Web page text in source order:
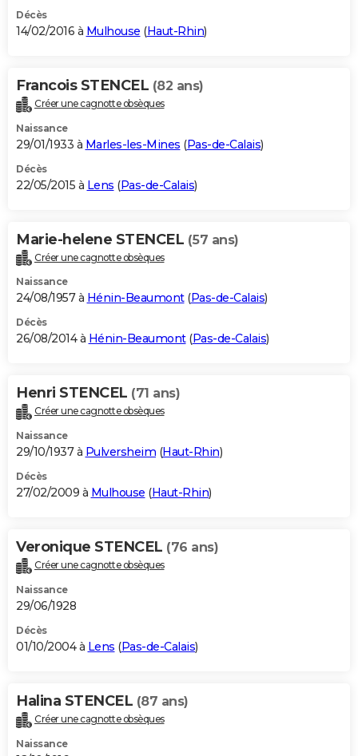
Décès
14/02/2016 à Mulhouse (Haut-Rhin)
Francois STENCEL (82 ans)
Créer une cagnotte obsèques
Naissance
29/01/1933 à Marles-les-Mines (Pas-de-Calais)
Décès
22/05/2015 à Lens (Pas-de-Calais)
Marie-helene STENCEL (57 ans)
Créer une cagnotte obsèques
Naissance
24/08/1957 à Hénin-Beaumont(Pas-de-Calais)
Décès
26/08/2014 à Hénin-Beaumont(Pas-de-Calais)
Henri STENCEL (71 ans)
Créer une cagnotte obsèques
Naissance
29/10/1937 à Pulversheim (Haut-Rhin)
Décès
27/02/2009 à Mulhouse (Haut-Rhin)
Veronique STENCEL (76 ans)
Créer une cagnotte obsèques
Naissance
29/06/1928
Décès
01/10/2004 à Lens (Pas-de-Calais)
Halina STENCEL (87 ans)
Créer une cagnotte obsèques
Naissance